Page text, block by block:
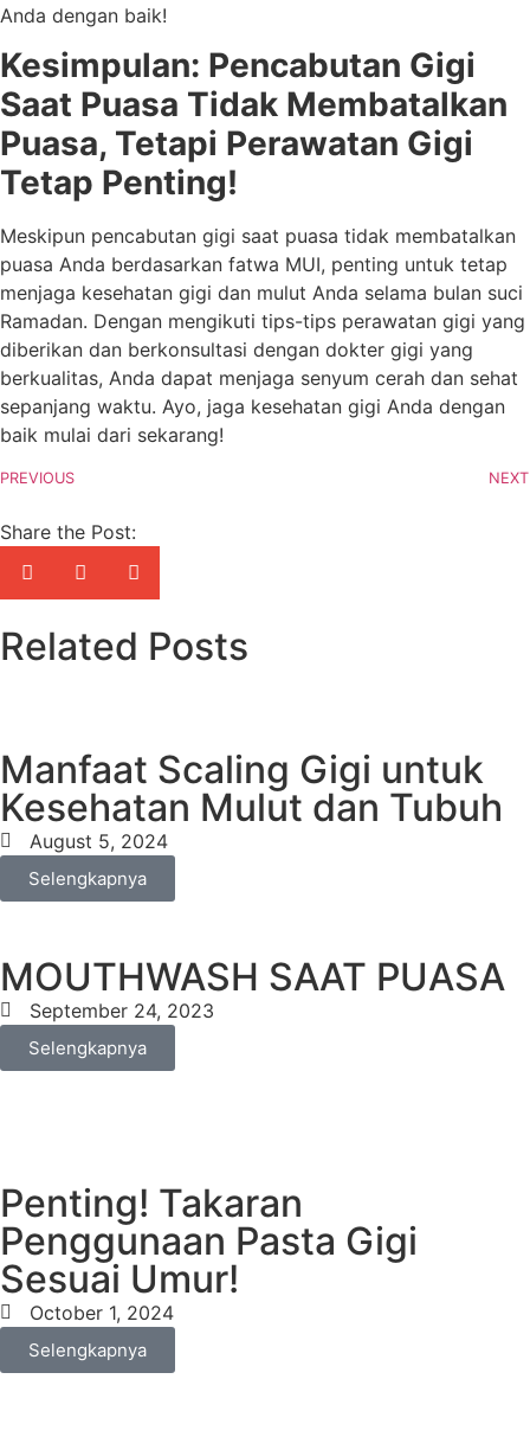
Anda dengan baik!
Kesimpulan: Pencabutan Gigi
Saat Puasa Tidak Membatalkan
Puasa, Tetapi Perawatan Gigi
Tetap Penting!
Meskipun pencabutan gigi saat puasa tidak membatalkan
puasa Anda berdasarkan fatwa MUI, penting untuk tetap
menjaga kesehatan gigi dan mulut Anda selama bulan suci
Ramadan. Dengan mengikuti tips-tips perawatan gigi yang
diberikan dan berkonsultasi dengan dokter gigi yang
berkualitas, Anda dapat menjaga senyum cerah dan sehat
sepanjang waktu. Ayo, jaga kesehatan gigi Anda dengan
baik mulai dari sekarang!
PREVIOUS NEXT
Share the Post:
Related Posts
Manfaat Scaling Gigi untuk
Kesehatan Mulut dan Tubuh
August 5, 2024
Selengkapnya
MOUTHWASH SAAT PUASA
September 24, 2023
Selengkapnya
Penting! Takaran
Penggunaan Pasta Gigi
Sesuai Umur!
October 1, 2024
Selengkapnya